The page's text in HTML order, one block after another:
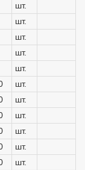
шт.
шт.
шт.
шт.
шт.
шт.
шт.
шт.
шт.
шт.
шт.